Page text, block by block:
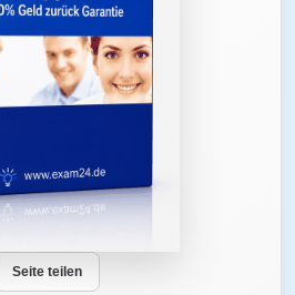
Seite teilen